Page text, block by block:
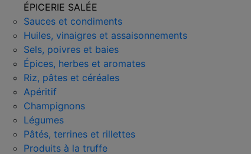
ÉPICERIE SALÉE
Sauces et condiments
Huiles, vinaigres et assaisonnements
Sels, poivres et baies
Épices, herbes et aromates
Riz, pâtes et céréales
Apéritif
Champignons
Légumes
Pâtés, terrines et rillettes
Produits à la truffe